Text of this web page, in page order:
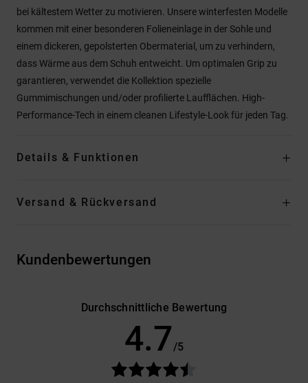
bei kältestem Wetter zu motivieren. Unsere winterfesten Modelle
kommen mit einer besonderen Folieneinlage in der Sohle und
einem dickeren, gepolsterten Obermaterial, um zu verhindern,
dass Wärme aus dem Schuh entweicht. Um optimalen Grip zu
garantieren, verwendet die Kollektion spezielle
Gummimischungen und/oder profilierte Laufflächen. High-
Performance-Tech in einem cleanen Lifestyle-Look für jeden Tag.
Details & Funktionen
Versand & Rückversand
Kundenbewertungen
Durchschnittliche Bewertung
4.7 /5